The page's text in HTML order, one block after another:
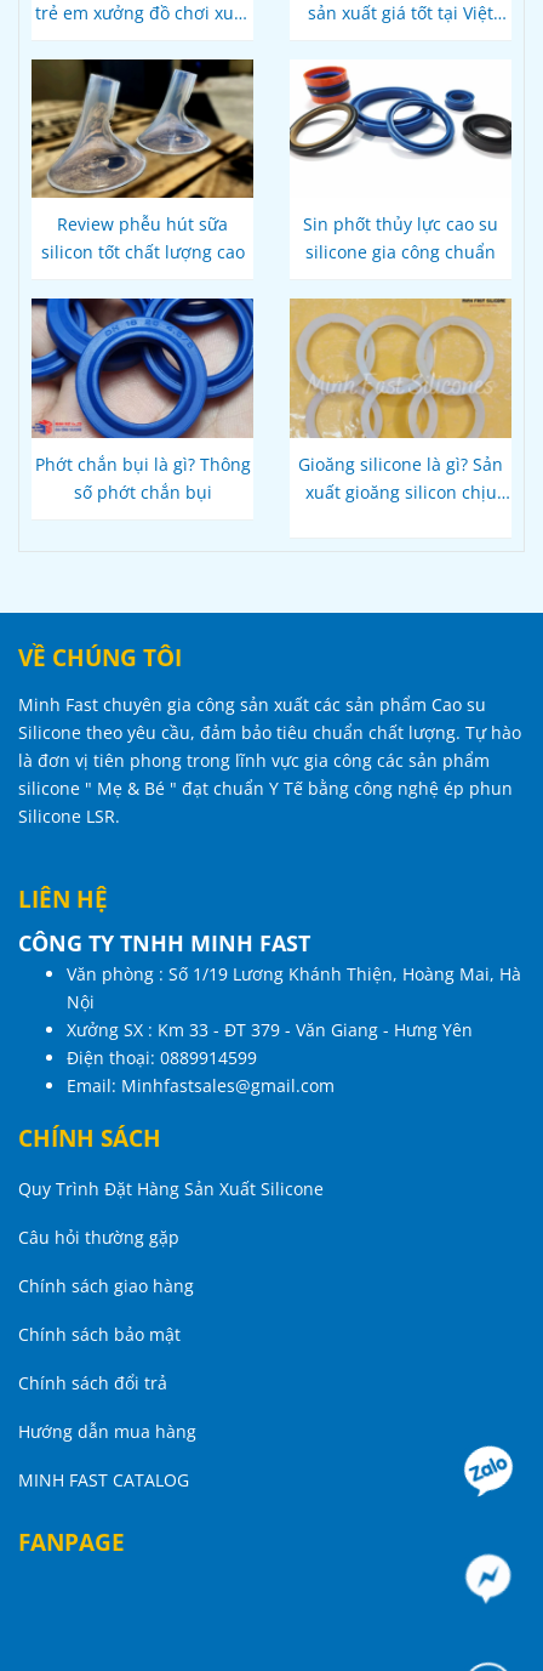
trẻ em xưởng đồ chơi xuất
sản xuất giá tốt tại Việt
Review phễu hút sữa
silicon tốt chất lượng cao
Sin phốt thủy lực cao su
silicone gia công chuẩn
Phớt chắn bụi là gì? Thông
số phớt chắn bụi
Gioăng silicone là gì? Sản
xuất gioăng silicon chịu
VỀ CHÚNG TÔI
Minh Fast chuyên gia công sản xuất các sản phẩm Cao su
Silicone theo yêu cầu, đảm bảo tiêu chuẩn chất lượng. Tự hào
là đơn vị tiên phong trong lĩnh vực gia công các sản phẩm
silicone " Mẹ & Bé " đạt chuẩn Y Tế bằng công nghệ ép phun
Silicone LSR.
LIÊN HỆ
CÔNG TY TNHH MINH FAST
Văn phòng : Số 1/19 Lương Khánh Thiện, Hoàng Mai, Hà
Nội
Xưởng SX : Km 33 - ĐT 379 - Văn Giang - Hưng Yên
Điện thoại: 0889914599
Email: Minhfastsales@gmail.com
CHÍNH SÁCH
Quy Trình Đặt Hàng Sản Xuất Silicone
Câu hỏi thường gặp
Chính sách giao hàng
Chính sách bảo mật
Chính sách đổi trả
Hướng dẫn mua hàng
MINH FAST CATALOG
FANPAGE